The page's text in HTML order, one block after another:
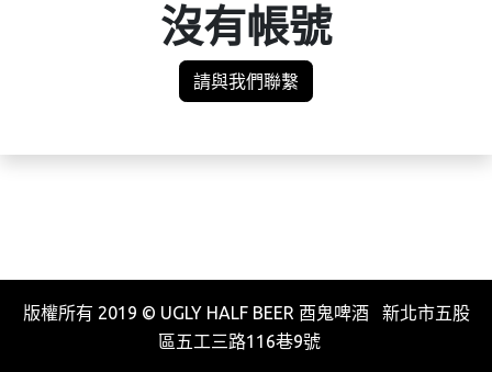
沒有帳號
請與我們聯繫
版權所有 2019 © UGLY HALF BEER 酉鬼啤酒 新北市五股
區五工三路116巷9號